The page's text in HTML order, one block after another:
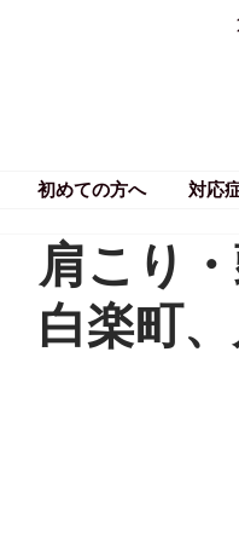
初めての方へ 対応
肩こり
白楽町